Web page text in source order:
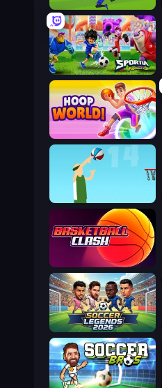
Unmatched Ego 2
Sportia Football Cup
Hoop World 3D
Street Ball Jam
Basketball Clash
Soccer Legends 2026